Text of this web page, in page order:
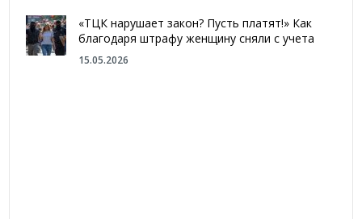
«ТЦК нарушает закон? Пусть платят!» Как
благодаря штрафу женщину сняли с учета
15.05.2026